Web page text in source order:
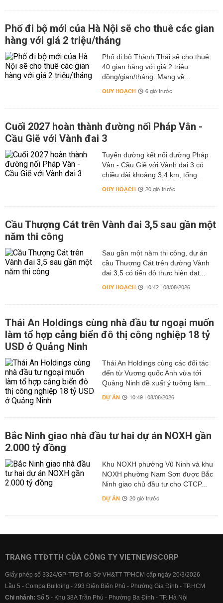
Phố đi bộ mới của Hà Nội sẽ cho thuê các gian
hàng với giá 2 triệu/tháng
Phố đi bộ Thành Thái sẽ cho thuê
40 gian hàng với giá 2 triệu
đồng/gian/tháng. Mang về...
QUY HOẠCH 6 giờ trước
Cuối 2027 hoàn thành đường nối Pháp Vân -
Cầu Giẽ với Vành đai 3
Tuyến đường kết nối đường Pháp
Vân - Cầu Giẽ với Vành đai 3 có
chiều dài khoảng 3,4 km, tổng...
QUY HOẠCH 20 giờ trước
Cầu Thượng Cát trên Vành đai 3,5 sau gần một
năm thi công
Sau gần một năm thi công, dự án
cầu Thượng Cát trên đường Vành
đai 3,5 có tiến độ thực hiện đạt...
QUY HOẠCH 10:42 | 08/08/2026
Thái An Holdings cùng nhà đầu tư ngoại muốn
làm tổ hợp cảng biển đô thị công nghiệp 18 tỷ
USD ở Quảng Ninh
Thái An Holdings cùng các đối tác
đến từ Vương quốc Anh vừa tới
Quảng Ninh đề xuất ý tưởng làm...
DỰ ÁN 10:49 | 08/08/2026
Bắc Ninh giao nhà đầu tư hai dự án NOXH gần
2.000 tỷ đồng
Khu NOXH phường Vũ Ninh và khu
NOXH phường Nam Sơn được Bắc
Ninh giao chủ đầu tư cho CTCP...
DỰ ÁN 20 giờ trước
TRANG TTĐTTH CỦA CÔNG TY VIETNEWSCORP
Giấy phép số 3324/GP-TTĐT do Sở VH&TT TPHCM cấp ngày 20/3/2026
Lầu 5 - Compa Building - 293 Điện Biên Phủ - Phường Gia Định - TP.HCM
Chi nhánh: Số 5 - Khu 38A Trần Phú - Phường Ba Đình - TP. Hà Nội